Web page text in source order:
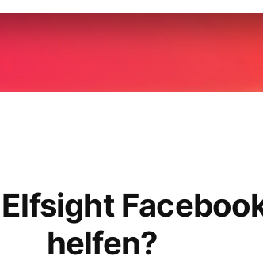
helfen?